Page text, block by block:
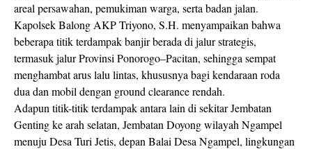
areal persawahan, pemukiman warga, serta badan jalan.
Kapolsek Balong AKP Triyono, S.H. menyampaikan bahwa
beberapa titik terdampak banjir berada di jalur strategis,
termasuk jalur Provinsi Ponorogo–Pacitan, sehingga sempat
menghambat arus lalu lintas, khususnya bagi kendaraan roda
dua dan mobil dengan ground clearance rendah.
Adapun titik-titik terdampak antara lain di sekitar Jembatan
Genting ke arah selatan, Jembatan Doyong wilayah Ngampel
menuju Desa Turi Jetis, depan Balai Desa Ngampel, lingkungan